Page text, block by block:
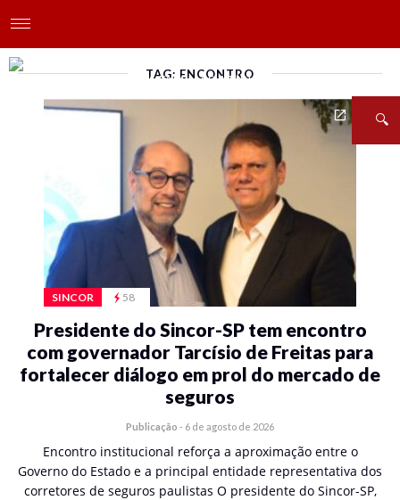
TAG: ENCONTRO
SINCOR 58
Presidente do Sincor-SP tem encontro
com governador Tarcísio de Freitas para
fortalecer diálogo em prol do mercado de
seguros
Publicação - 6 de agosto de 2026
Encontro institucional reforça a aproximação entre o
Governo do Estado e a principal entidade representativa dos
corretores de seguros paulistas O presidente do Sincor-SP,